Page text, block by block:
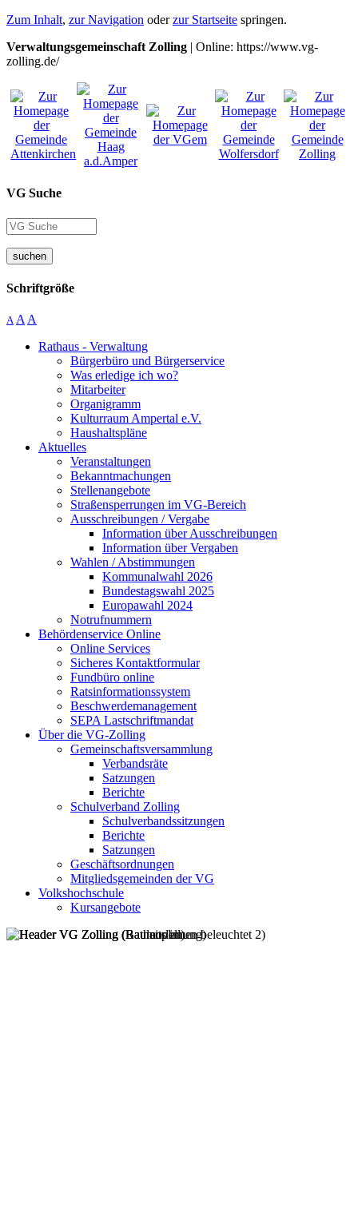
Zum Inhalt, zur Navigation oderzur Startseite springen.
Verwaltungsgemeinschaft Zolling | Online: https://www.vg-
zolling.de/
VG Suche
suchen
Schriftgröße
A A A
Rathaus - Verwaltung
Bürgerbüro und Bürgerservice
Was erledige ich wo?
Mitarbeiter
Organigramm
Kulturraum Ampertal e.V.
Haushaltspläne
Aktuelles
Veranstaltungen
Bekanntmachungen
Stellenangebote
Straßensperrungen im VG-Bereich
Ausschreibungen / Vergabe
Information über Ausschreibungen
Information über Vergaben
Wahlen / Abstimmungen
Kommunalwahl 2026
Bundestagswahl 2025
Europawahl 2024
Notrufnummern
Behördenservice Online
Online Services
Sicheres Kontaktformular
Fundbüro online
Ratsinformationssystem
Beschwerdemanagement
SEPA Lastschriftmandat
Über die VG-Zolling
Gemeinschaftsversammlung
Verbandsräte
Satzungen
Berichte
Schulverband Zolling
Schulverbandssitzungen
Berichte
Satzungen
Geschäftsordnungen
Mitgliedsgemeinden der VG
Volkshochschule
Kursangebote